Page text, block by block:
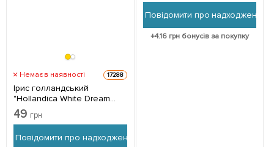
Немає в наявності 17288
Ірис голландський
"Hollandica White Dream
1003" 5шт в упаковці
49 грн
Повідомити про надходження
Повідомити про надходження
+4.16грн бонусів за покупку